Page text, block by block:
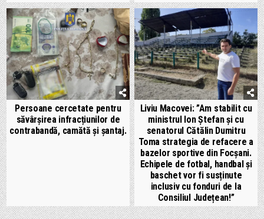
Persoane cercetate pentru
săvârșirea infracțiunilor de
contrabandă, camătă și șantaj.
Liviu Macovei: ”Am stabilit cu
ministrul Ion Ștefan și cu
senatorul Cătălin Dumitru
Toma strategia de refacere a
bazelor sportive din Focșani.
Echipele de fotbal, handbal și
baschet vor fi susținute
inclusiv cu fonduri de la
Consiliul Județean!”